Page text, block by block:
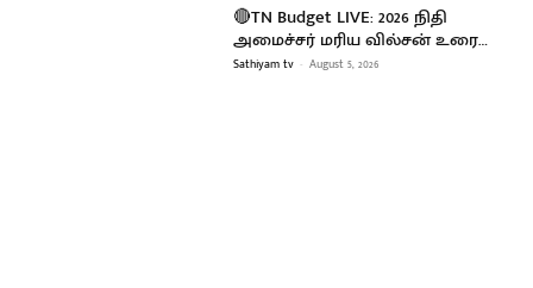
🔴TN Budget LIVE: 2026 நிதி
அமைச்சர் மரிய வில்சன் உரை…
Sathiyam tv - August 5, 2026